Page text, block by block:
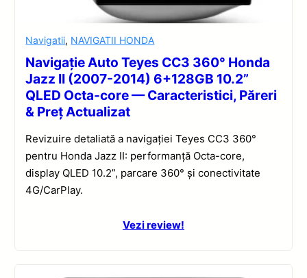
Navigatii, NAVIGATII HONDA
Navigație Auto Teyes CC3 360° Honda
Jazz II (2007-2014) 6+128GB 10.2”
QLED Octa-core — Caracteristici, Păreri
& Preț Actualizat
Revizuire detaliată a navigației Teyes CC3 360°
pentru Honda Jazz II: performanță Octa-core,
display QLED 10.2”, parcare 360° și conectivitate
4G/CarPlay.
Vezi review!